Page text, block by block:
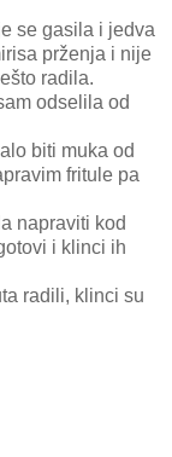
se gasila i jedva
prženja i nije
radila.
odselila od
biti muka od
fritule pa
napraviti kod
i klinci ih
radili, klinci su